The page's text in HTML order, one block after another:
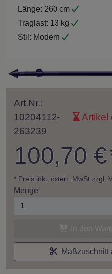
Länge: 260 cm
Traglast: 13 kg
Stil: Modern
Art.Nr.:
10204112-
263239
Artikel
100,70 €
* Preis inkl. österr. MwSt zzgl.
Menge
Maßzuschnitt